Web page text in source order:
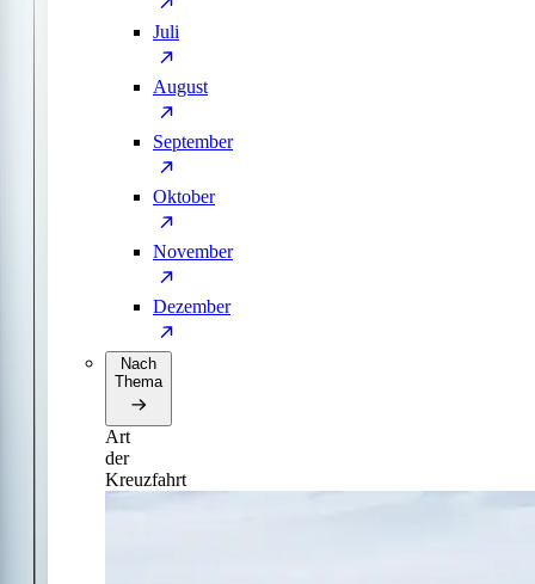
Juli
August
September
Oktober
November
Dezember
Nach
Thema
Art
der
Kreuzfahrt